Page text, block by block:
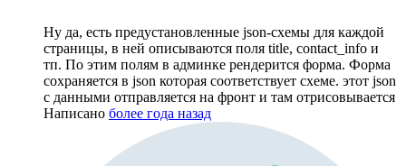
Ну да, есть предустановленные json-схемы для каждой
страницы, в ней описываются поля title, contact_info и
тп. По этим полям в админке рендерится форма. Форма
сохраняется в json которая соответствует схеме. этот json
с данными отправляется на фронт и там отрисовывается
Написано более года назад